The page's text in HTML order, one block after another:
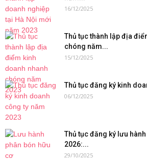
16/12/2025
Thủ tục thành lập địa
chóng năm...
15/12/2025
Thủ tục đăng ký kinh
06/12/2025
Thủ tục đăng ký lưu
2026:...
29/10/2025